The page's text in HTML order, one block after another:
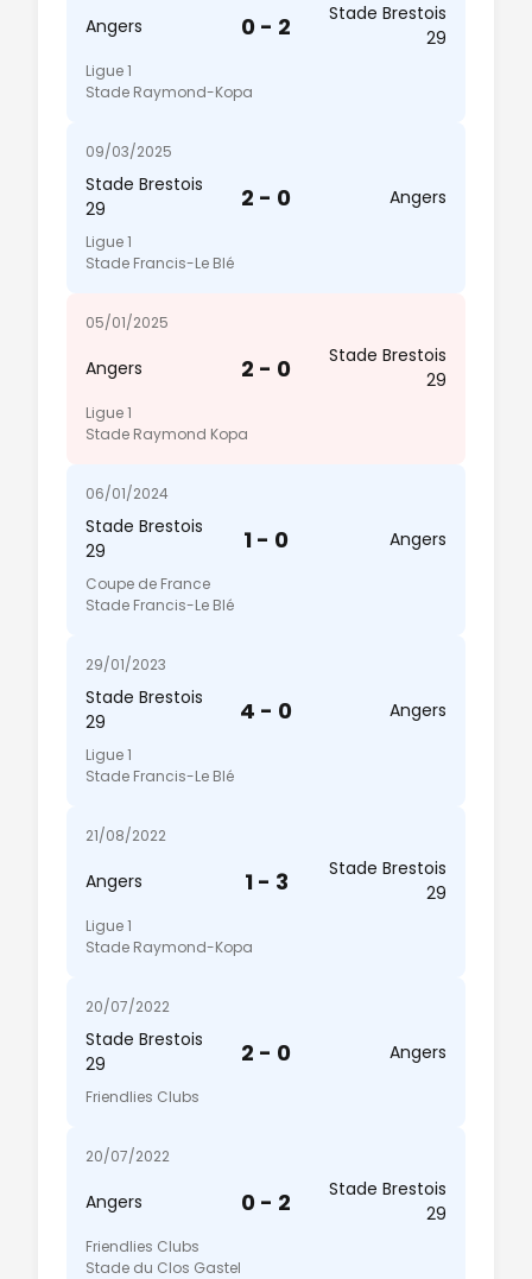
Angers 0 - 2
Stade Brestois
29
Ligue 1
Stade Raymond-Kopa
09/03/2025
Stade Brestois
29
2 - 0 Angers
Ligue 1
Stade Francis-Le Blé
05/01/2025
Angers 2 - 0
Stade Brestois
29
Ligue 1
Stade Raymond Kopa
06/01/2024
Stade Brestois
29
1 - 0 Angers
Coupe de France
Stade Francis-Le Blé
29/01/2023
Stade Brestois
29
4 - 0 Angers
Ligue 1
Stade Francis-Le Blé
21/08/2022
Angers 1 - 3
Stade Brestois
29
Ligue 1
Stade Raymond-Kopa
20/07/2022
Stade Brestois
29
2 - 0 Angers
Friendlies Clubs
20/07/2022
Angers 0 - 2
Stade Brestois
29
Friendlies Clubs
Stade du Clos Gastel